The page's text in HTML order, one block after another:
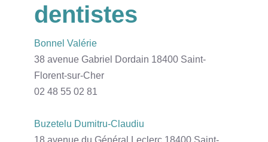
dentistes
Bonnel Valérie
38 avenue Gabriel Dordain 18400 Saint-
Florent-sur-Cher
02 48 55 02 81
Buzetelu Dumitru-Claudiu
18 avenue du Général Leclerc 18400 Saint-